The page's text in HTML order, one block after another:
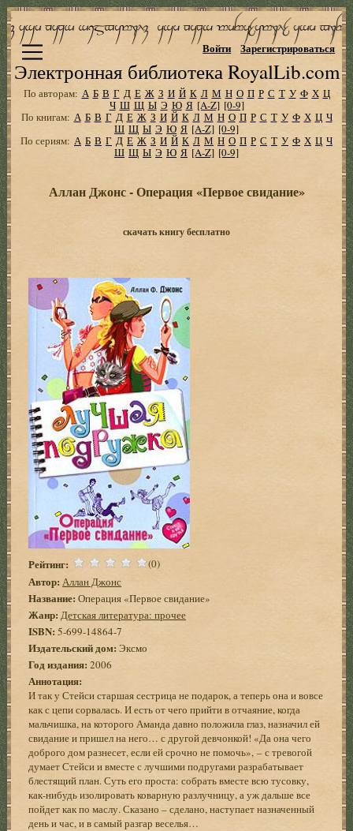
Электронная библиотека RoyalLib.com
Войти Зарегистрироваться
По авторам: А Б В Г Д Е Ж З И Й К Л М Н О П Р С Т У Ф Х Ц
Ч Ш Щ Ы Э Ю Я [A-Z] [0-9]
По книгам: А Б В Г Д Е Ж З И Й К Л М Н О П Р С Т У Ф Х Ц Ч
Ш Щ Ы Э Ю Я [A-Z] [0-9]
По сериям: А Б В Г Д Е Ж З И Й К Л М Н О П Р С Т У Ф Х Ц Ч
Ш Щ Ы Э Ю Я [A-Z] [0-9]
Аллан Джонс - Операция «Первое свидание»
скачать книгу бесплатно
Рейтинг: (0)
Автор: Аллан Джонс
Название: Операция «Первое свидание»
Жанр: Детская литература: прочее
ISBN:5-699-14864-7
Издательский дом: Эксмо
Год издания: 2006
Аннотация:
И так у Стейси старшая сестрица не подарок, а теперь она и вовсе
как с цепи сорвалась. И есть от чего прийти в отчаяние, когда
мальчишка, на которого Аманда давно положила глаз, назначил ей
свидание и пришел на него… с другой девчонкой! «Да она чего
доброго дом разнесет, если ей срочно не помочь», – с тревогой
думает Стейси и вместе с лучшими подругами разрабатывает
блестящий план. Суть его проста: собрать вместе всю тусовку,
как-нибудь изолировать коварную разлучницу, а уж дальше все
пойдет как по маслу. Сказано – сделано, наступает назначенный
день и час, и в самый разгар веселья…